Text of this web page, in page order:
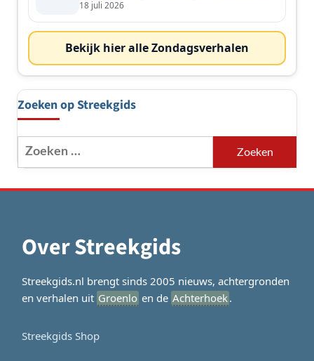
de streek
18 juli 2026
Bekijk hier alle Zondagsverhalen
Zoeken op Streekgids
Zoeken
naar:
Over Streekgids
Streekgids.nl brengt sinds 2005 nieuws, achtergronden
en verhalen uit Groenlo en de Achterhoek.
Streekgids Shop